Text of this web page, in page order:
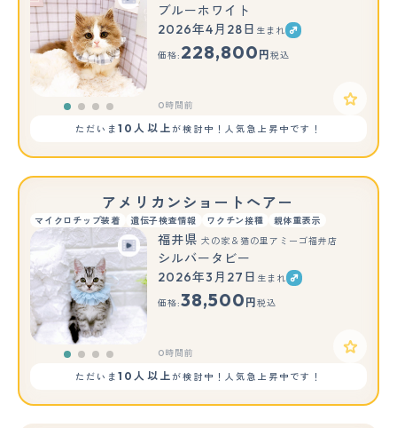
ブルーホワイト
2026年4月28日 生まれ
価格: 228,800 円 税込
0時間前
ただいま10人以上が検討中！人気急上昇中です！
アメリカンショートヘアー
マイクロチップ装着 遺伝子検査情報 ワクチン接種 親体重表示
福井県 犬の家＆猫の里アミーゴ福井店
シルバータビー
2026年3月27日 生まれ
価格:38,500 円 税込
0時間前
ただいま10人以上が検討中！人気急上昇中です！